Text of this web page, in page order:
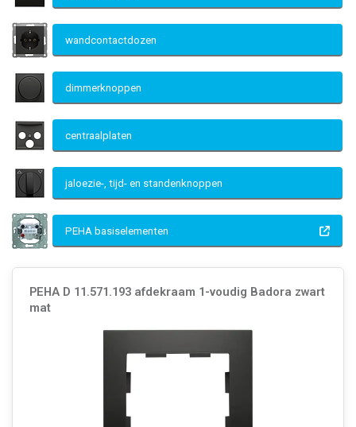
wandcontactdozen
dimmerknoppen
centraalplaten
jaloezie-, tijd- en standenknoppen
PEHA basiselementen
PEHA D 11.571.193 afdekraam 1-voudig Badora zwart
mat